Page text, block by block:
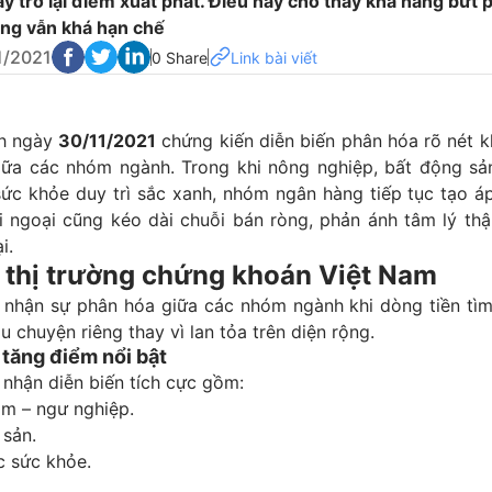
vẫn khá hạn chế
2021
0 Share Link bài viết
ngày 30/11/2021 chứng kiến diễn biến phân hóa rõ nét
các nhóm ngành. Trong khi nông nghiệp, bất động
khỏe duy trì sắc xanh, nhóm ngân hàng tiếp tục tạo
ngoại cũng kéo dài chuỗi bán ròng, phản ánh tâm lý
thị trường chứng khoán Việt Nam
sự phân hóa giữa các nhóm ngành khi dòng tiền
chuyện riêng thay vì lan tỏa trên diện rộng.
điểm nổi bật
diễn biến tích cực gồm:
– ngư nghiệp.
sức khỏe.